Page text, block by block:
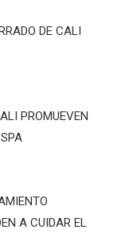
DE CALI
PROMUEVEN
A CUIDAR EL